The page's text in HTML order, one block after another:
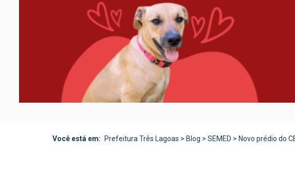
Você está em: Prefeitura Três Lagoas > Blog > SEMED > Novo prédio do